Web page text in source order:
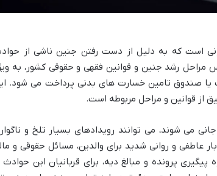
است که به دلیل از دست رفتن جنین ناشی از
مراحل رشد جنین و قوانین فقهی و حقوقی کشور، به
یا صندوق تامین خسارت های بدنی پرداخت می شود.
از قوانین و مراحل مربوطه است.
می شوند، می توانند رویدادهای بسیار تلخ و
عاطفی و روانی شدید برای والدین، مسائل حقوقی و
پرونده و مبالغ دیه، برای قربانیان این حوادث